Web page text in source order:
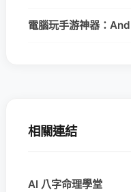
電腦玩手游神器：
相關連結
AI 八字命理學堂